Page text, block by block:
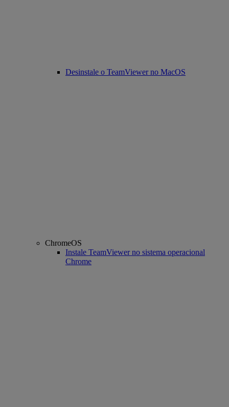
Desinstale o TeamViewer no MacOS
ChromeOS
Instale TeamViewer no sistema operacional
Chrome